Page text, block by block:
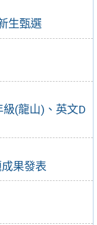
生甄選
(龍山)、英文D
果發表